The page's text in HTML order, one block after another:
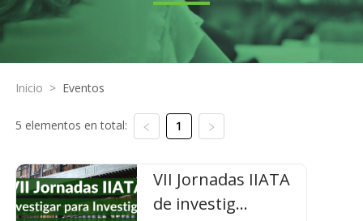
Inicio > Eventos
5 elementos en total: 1
VII Jornadas IIATA
de investig...